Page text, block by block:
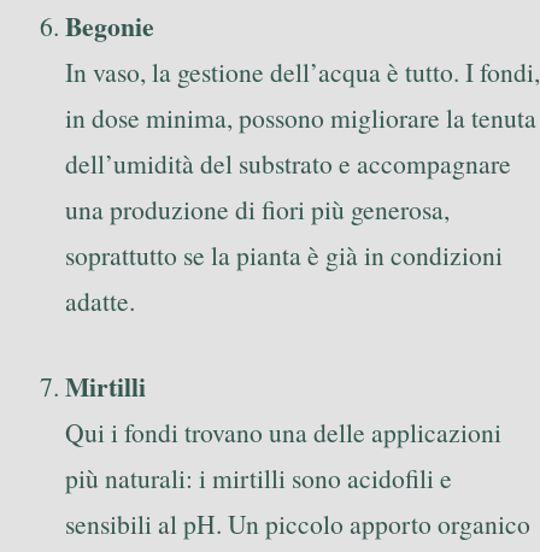
Begonie
In vaso, la gestione dell’acqua è tutto. I fondi,
in dose minima, possono migliorare la tenuta
dell’umidità del substrato e accompagnare
una produzione di fiori più generosa,
soprattutto se la pianta è già in condizioni
adatte.
Mirtilli
Qui i fondi trovano una delle applicazioni
più naturali: i mirtilli sono acidofili e
sensibili al pH. Un piccolo apporto organico